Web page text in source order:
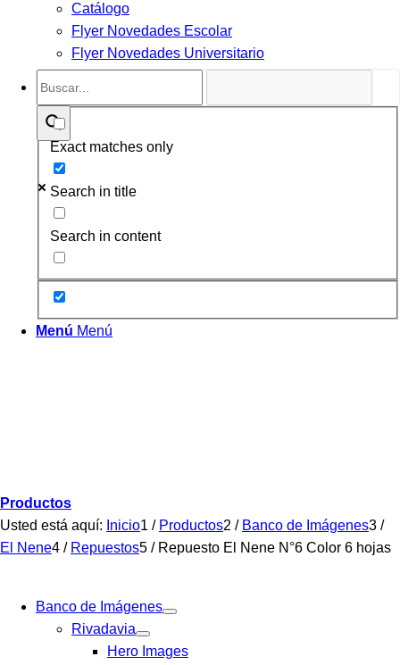
Catálogo
Flyer Novedades Escolar
Flyer Novedades Universitario
Exact matches only
Search in title
Search in content
Menú Menú
Productos
Usted está aquí: Inicio1 / Productos2 / Banco de Imágenes3 /
El Nene4 / Repuestos5 / Repuesto El Nene N°6 Color 6 hojas
Banco de Imágenes
Rivadavia
Hero Images